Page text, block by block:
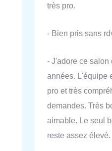
très pro.
- Bien pris sans
- J'adore ce
années. L'équipe
pro et très
demandes. Très
aimable. Le seul
reste assez élevé.